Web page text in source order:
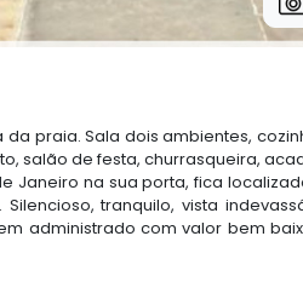
praia. Sala dois ambientes,
salão de festa, churrasqueira,
Janeiro na sua porta, fica
tranquilo, vista
administrado com valor bem baixo